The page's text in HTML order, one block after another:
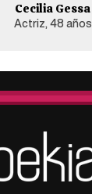
Cecilia Gessa
Actriz, 48 años